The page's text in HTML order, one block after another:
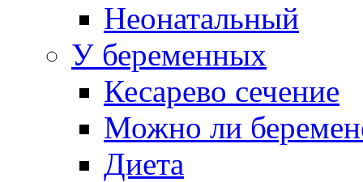
Неонатальный
У беременных
Кесарево сечение
Можно ли
Диета